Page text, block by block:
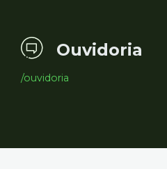
Ouvidoria
/ouvidoria